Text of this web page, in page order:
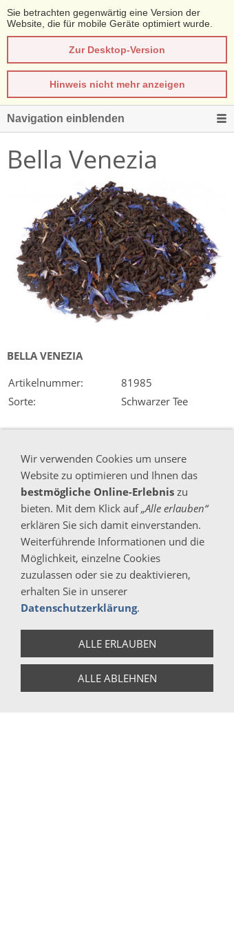
Sie betrachten gegenwärtig eine Version der
Website, die für mobile Geräte optimiert wurde.
Zur Desktop-Version
Hinweis nicht mehr anzeigen
Navigation einblenden
Bella Venezia
BELLA VENEZIA
Artikelnummer:
81985
Sorte:
Schwarzer Tee
Liefertermin unbekannt
100G / PACK
Wir verwenden Cookies um unsere
Website zu optimieren und Ihnen das
bestmögliche Online-Erlebnis zu
bieten. Mit dem Klick auf„Alle erlauben“
erklären Sie sich damit einverstanden.
Weiterführende Informationen und die
Möglichkeit, einzelne Cookies
zuzulassen oder sie zu deaktivieren,
erhalten Sie in unserer
Datenschutzerklärung.
ALLE ERLAUBEN
ALLE ABLEHNEN